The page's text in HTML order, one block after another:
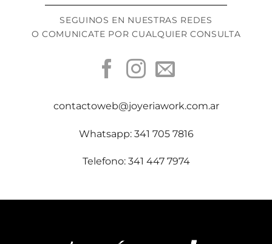
SEGUINOS EN NUESTRAS REDES
O COMUNICATE POR CUALQUIER CONSULTA
contactoweb@joyeriawork.com.ar
Whatsapp: 341 705 7816
Telefono: 341 447 7974